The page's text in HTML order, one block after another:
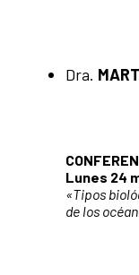
Dra.
Lunes 24
«Tipos
de los